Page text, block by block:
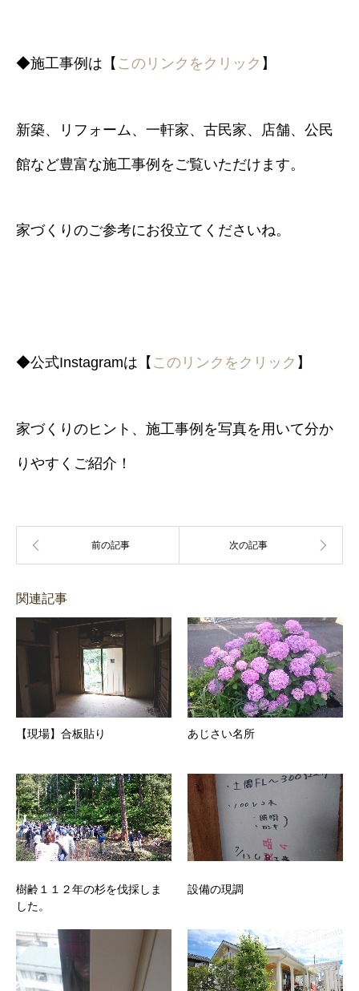
◆施工事例は【 このリンクをクリック 】
新築、リフォーム、一軒家、古民家、店舗、公民
館など豊富な施工事例をご覧いただけます。
家づくりのご参考にお役立てくださいね。
◆公式Instagramは【 このリンクをクリック 】
家づくりのヒント、施工事例を写真を用いて分か
りやすくご紹介！
関連記事
【現場】合板貼り あじさい名所
樹齢１１２年の杉を伐採しま
した。
設備の現調